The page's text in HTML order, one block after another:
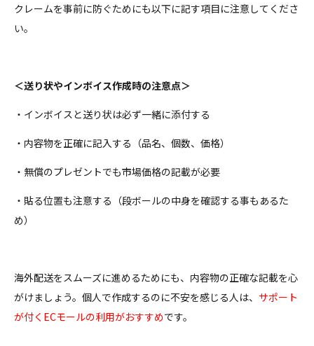
クレームを事前に防ぐためにも以下に記す項目に注意してくださ
い。
＜送り状やインボイス作成時の注意点＞
・インボイスと送り状は必ず一緒に添付する
・内容物を正確に記入する（品名、個数、価格）
・無償のプレゼントでも市場価格の記載が必要
・貼る位置も注意する（段ボールの中身を確認する事もあるた
め）
海外配送をスムーズに進めるためにも、内容物の正確な記載を心
がけましょう。個人で作成するのに不安を感じる人は、 サポート
が付くECモールの利用がおすすめです。